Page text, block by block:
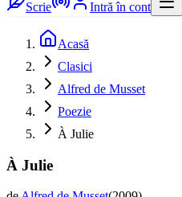
Scrie Intră în cont
Acasă
Clasici
Alfred de Musset
Poezie
À Julie
À Julie